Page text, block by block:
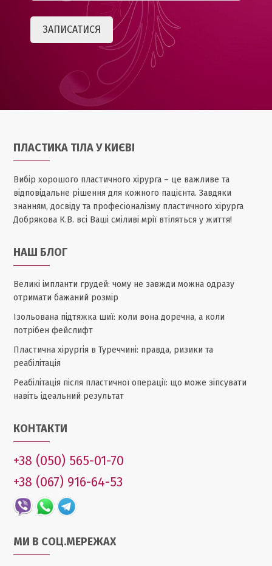
ПЛАСТИКА ТІЛА У КИЄВІ
Вибір хорошого пластичного хірурга – це важливе та
відповідальне рішення для кожного пацієнта. Завдяки
знанням, досвіду та професіоналізму пластичного хірурга
Добрякова К.В. всі Ваші сміливі мрії втіляться у життя!
НАШ БЛОГ
Великі імпланти грудей: чому не завжди можна одразу
отримати бажаний розмір
Ізольована підтяжка шиї: коли вона доречна, а коли
потрібен фейслифт
Пластична хірургія в Туреччині: правда, ризики та
реабілітація
Реабілітація після пластичної операції: що може зіпсувати
навіть ідеальний результат
КОНТАКТИ
+38 (050) 565-01-70
+38 (067) 916-64-53
МИ В СОЦ.МЕРЕЖАХ